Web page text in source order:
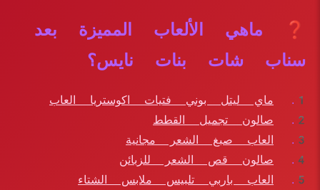
❓ ماهي الألعاب المميزة بعد
سناب شات بنات نايس؟
ماي ليتل بوني فتيات اكوستريا العاب
صالون تجميل القطط
العاب صبغ الشعر مجانية
صالون قص الشعر للزبائن
العاب باربي تلبيس ملابس الشتاء